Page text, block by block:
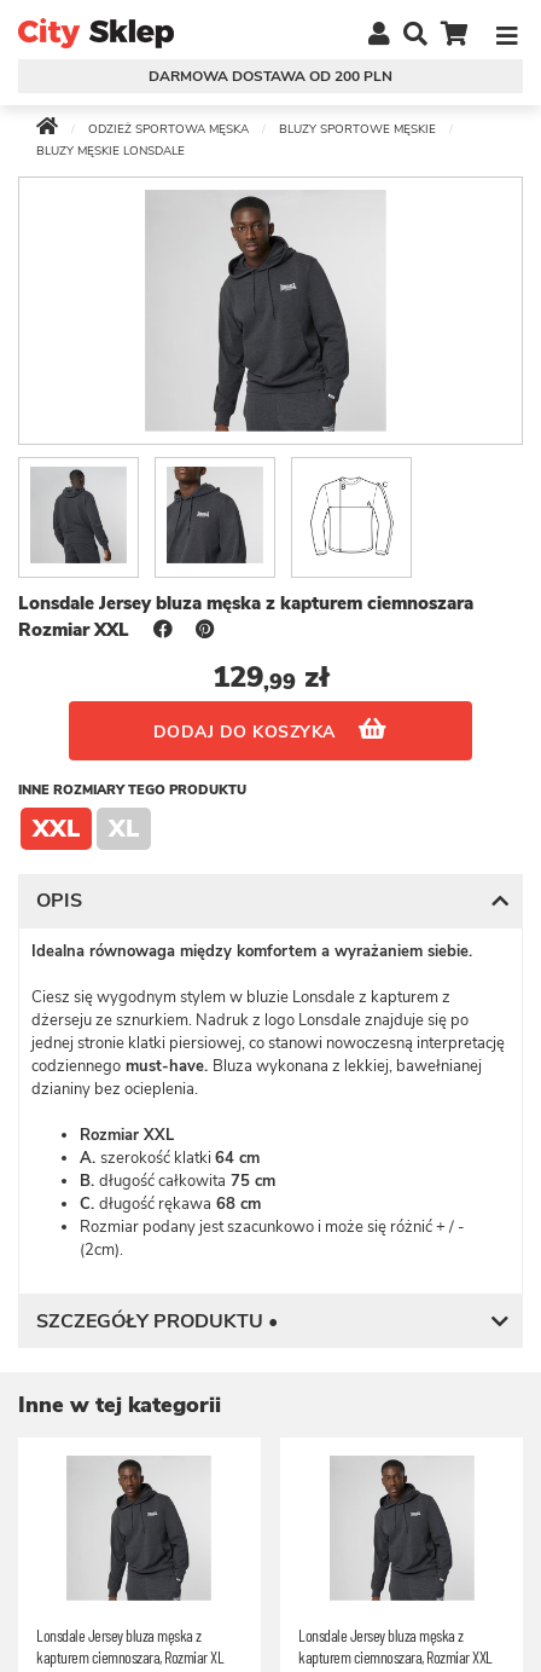
DARMOWA DOSTAWA OD 200 PLN
ODZIEŻ SPORTOWA MĘSKA
BLUZY SPORTOWE MĘSKIE
BLUZY MĘSKIE LONSDALE
Lonsdale Jersey bluza męska z kapturem ciemnoszara
Rozmiar XXL
129,99zł
DODAJ DO KOSZYKA
INNE ROZMIARY TEGO PRODUKTU
XXL XL
OPIS
Idealna równowaga między komfortem a wyrażaniem siebie.
Ciesz się wygodnym stylem w bluzie Lonsdale z kapturem z
dżerseju ze sznurkiem. Nadruk z logo Lonsdale znajduje się po
jednej stronie klatki piersiowej, co stanowi nowoczesną interpretację
codziennego must-have. Bluza wykonana z lekkiej, bawełnianej
dzianiny bez ocieplenia.
Rozmiar XXL
A. szerokość klatki64 cm
B. długość całkowita 75 cm
C. długość rękawa 68 cm
Rozmiar podany jest szacunkowo i może się różnić + / -
(2cm).
SZCZEGÓŁY PRODUKTU •
Inne w tej kategorii
Lonsdale Jersey bluza męska z
kapturem ciemnoszara, Rozmiar XL
Lonsdale Jersey bluza męska z
kapturem ciemnoszara, Rozmiar XXL